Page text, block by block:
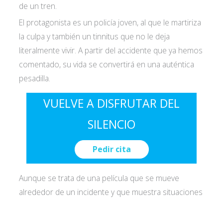
de un tren.
El protagonista es un policía joven, al que le martiriza
la culpa y también un tinnitus que no le deja
literalmente vivir. A partir del accidente que ya hemos
comentado, su vida se convertirá en una auténtica
pesadilla.
VUELVE A DISFRUTAR DEL
SILENCIO
Pedir cita
Aunque se trata de una película que se mueve
alrededor de un incidente y que muestra situaciones